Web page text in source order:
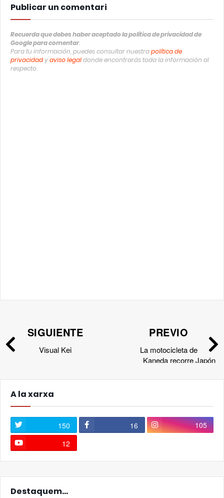
Publicar un comentari
Recuerda que debes haber aceptado la política de privacidad de
Google para comentar.
Para tu información, puedes consultar nuestrapolítica de
privacidadyaviso legaldonde encontrarás toda la información al
respecto.
SIGUIENTE
Visual Kei
PREVIO
La motocicleta de
Kaneda recorre Japón
A la xarxa
150 16
105
12
Destaquem...